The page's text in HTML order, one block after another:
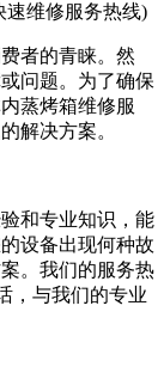
速维修服务热线)
者的青睐。然
问题。为了确保
蒸烤箱维修服
解决方案。
和专业知识，能
设备出现何种故
。我们的服务热
，与我们的专业